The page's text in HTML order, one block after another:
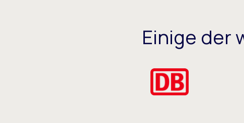
Einige der